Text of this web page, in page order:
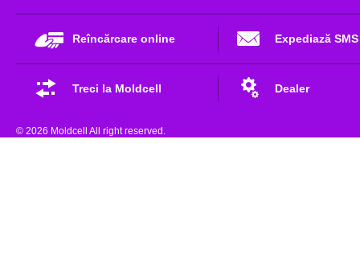
Reîncărcare online Expediază SMS
Treci la Moldcell Dealer
© 2026 Moldcell All right reserved.